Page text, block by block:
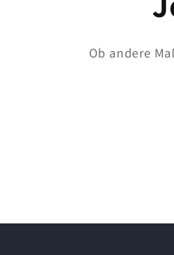
Ob andere